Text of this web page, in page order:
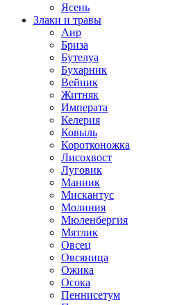
Ясень
Злаки и травы
Аир
Бриза
Бутелуа
Бухарник
Вейник
Житняк
Императа
Келерия
Ковыль
Коротконожка
Лисохвост
Луговик
Манник
Мискантус
Молиния
Мюленбергия
Мятлик
Овсец
Овсяница
Ожика
Осока
Пеннисетум